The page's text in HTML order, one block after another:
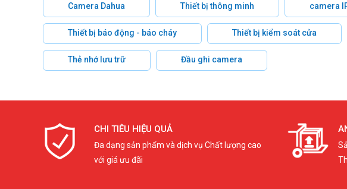
Camera Dahua Thiết bị thông minh camera
Thiết bị báo động - báo cháy Thiết bị kiểm soát cửa
Thẻ nhớ lưu trữ Đầu ghi camera
CHI TIÊU HIỆU QUẢ
Đa dạng sản phẩm và dịch vụ Chất lượng cao
với giá ưu đãi